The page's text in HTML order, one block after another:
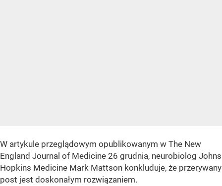
W artykule przeglądowym opublikowanym w The New
England Journal of Medicine 26 grudnia, neurobiolog Johns
Hopkins Medicine Mark Mattson konkluduje, że przerywany
post jest doskonałym rozwiązaniem.